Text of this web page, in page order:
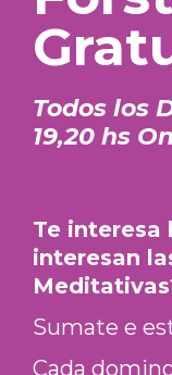
Todos los
19,20 hs
Te interesa
interesan
Sumate e
Cada